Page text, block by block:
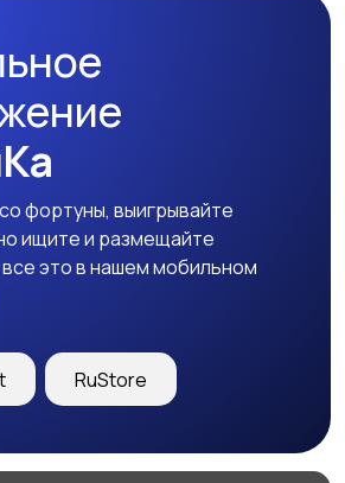
фортуны, выигрывайте
ищите и размещайте
это в нашем мобильном
RuStore